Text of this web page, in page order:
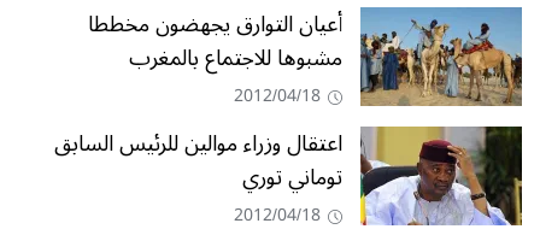
أعيان التوارق يجهضون مخططا
مشبوها للاجتماع بالمغرب
2012/04/18
اعتقال وزراء موالين للرئيس السابق
توماني توري
2012/04/18